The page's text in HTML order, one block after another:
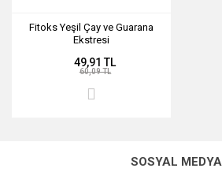
Fitoks Yeşil Çay ve Guarana
Ekstresi
49,91 TL
60,09 TL
SOSYAL MEDYA